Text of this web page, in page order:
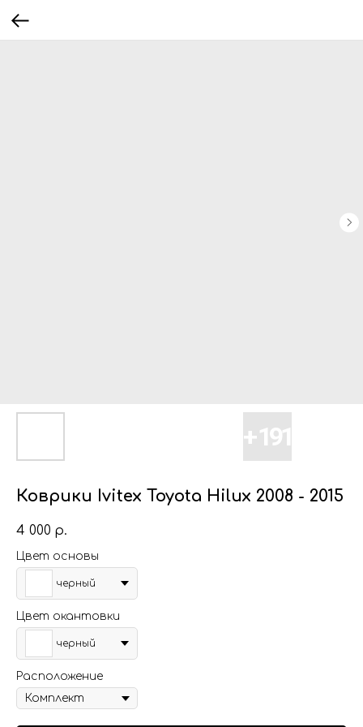
Коврики Ivitex Toyota Hilux 2008 - 2015
4 000 р.
Цвет основы
черный
Цвет окантовки
черный
Расположение